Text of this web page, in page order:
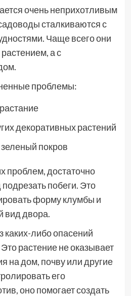
очень неприхотливым
сталкиваются с
Чаще всего они
а с
проблемы:
декоративных растений
покров
проблем, достаточно
побеги. Это
форму клумбы и
вид двора.
каких-либо опасений
растение не оказывает
на дом, почву или другие
его
оно помогает создать